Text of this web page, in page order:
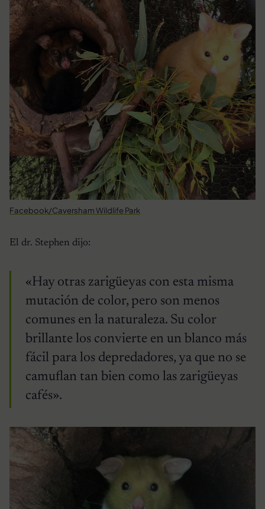
Facebook/Caversham Wildlife Park
El dr. Stephen dijo:
«Hay otras zarigüeyas con esta misma
mutación de color, pero son menos
comunes en la naturaleza. Su color
brillante los convierte en un blanco más
fácil para los depredadores, ya que no se
camuflan tan bien como las zarigüeyas
cafés».